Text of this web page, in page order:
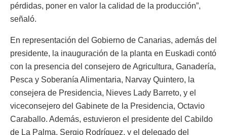
pérdidas, poner en valor la calidad de la producción”,
señaló.
En representación del Gobierno de Canarias, además del
presidente, la inauguración de la planta en Euskadi contó
con la presencia del consejero de Agricultura, Ganadería,
Pesca y Soberanía Alimentaria, Narvay Quintero, la
consejera de Presidencia, Nieves Lady Barreto, y el
viceconsejero del Gabinete de la Presidencia, Octavio
Caraballo. Además, estuvieron el presidente del Cabildo
de La Palma, Sergio Rodríguez, y el delegado del